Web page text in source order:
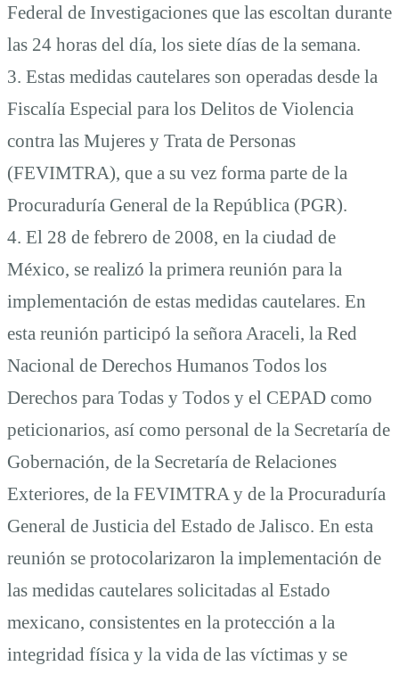
Federal de Investigaciones que las escoltan durante
las 24 horas del día, los siete días de la semana.
3. Estas medidas cautelares son operadas desde la
Fiscalía Especial para los Delitos de Violencia
contra las Mujeres y Trata de Personas
(FEVIMTRA), que a su vez forma parte de la
Procuraduría General de la República (PGR).
4. El 28 de febrero de 2008, en la ciudad de
México, se realizó la primera reunión para la
implementación de estas medidas cautelares. En
esta reunión participó la señora Araceli, la Red
Nacional de Derechos Humanos Todos los
Derechos para Todas y Todos y el CEPAD como
peticionarios, así como personal de la Secretaría de
Gobernación, de la Secretaría de Relaciones
Exteriores, de la FEVIMTRA y de la Procuraduría
General de Justicia del Estado de Jalisco. En esta
reunión se protocolarizaron la implementación de
las medidas cautelares solicitadas al Estado
mexicano, consistentes en la protección a la
integridad física y la vida de las víctimas y se